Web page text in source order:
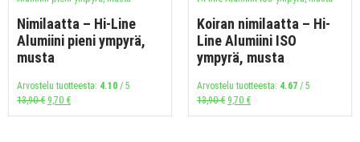
Nimilaatta – Hi-Line
Alumiini pieni ympyrä,
musta
Arvostelu tuotteesta: 4.10 / 5
13,90€ 9,70 €
Koiran nimilaatta – Hi-
Line Alumiini ISO
ympyrä, musta
Arvostelu tuotteesta: 4.67 / 5
13,90€ 9,70 €